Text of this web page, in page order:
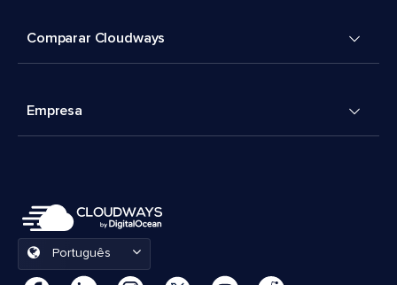
Comparar Cloudways
Empresa
Português